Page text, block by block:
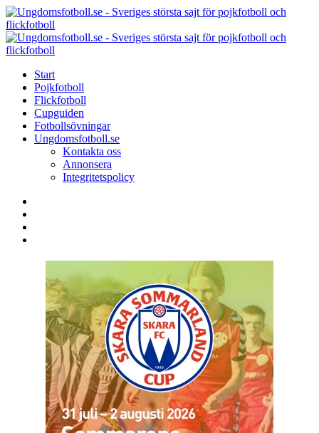
Menu
Search
Menu
Start
Pojkfotboll
Flickfotboll
Cupguiden
Fotbollsövningar
Ungdomsfotboll.se
Kontakta oss
Annonsera
Integritetspolicy